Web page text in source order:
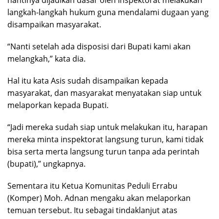
langkah-langkah hukum guna mendalami dugaan yang
disampaikan masyarakat.
“Nanti setelah ada disposisi dari Bupati kami akan
melangkah,” kata dia.
Hal itu kata Asis sudah disampaikan kepada
masyarakat, dan masyarakat menyatakan siap untuk
melaporkan kepada Bupati.
“Jadi mereka sudah siap untuk melakukan itu, harapan
mereka minta inspektorat langsung turun, kami tidak
bisa serta merta langsung turun tanpa ada perintah
(bupati),” ungkapnya.
Sementara itu Ketua Komunitas Peduli Errabu
(Komper) Moh. Adnan mengaku akan melaporkan
temuan tersebut. Itu sebagai tindaklanjut atas